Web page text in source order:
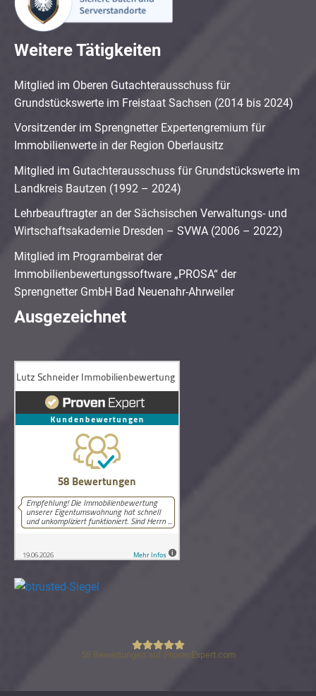
Weitere Tätigkeiten
Mitglied im Oberen Gutachterausschuss für
Grundstückswerte im Freistaat Sachsen (2014 bis 2024)
Vorsitzender im Sprengnetter Expertengremium für
Immobilienwerte in der Region Oberlausitz
Mitglied im Gutachterausschuss für Grundstückswerte im
Landkreis Bautzen (1992 – 2024)
Lehrbeauftragter an der Sächsischen Verwaltungs- und
Wirtschaftsakademie Dresden – SVWA (2006 – 2022)
Mitglied im Programbeirat der
Immobilienbewertungssoftware „PROSA“ der
Sprengnetter GmbH Bad Neuenahr-Ahrweiler
Ausgezeichnet
Lutz Schneider Immobilienbewertung
58 Bewertungen auf ProvenExpert.com